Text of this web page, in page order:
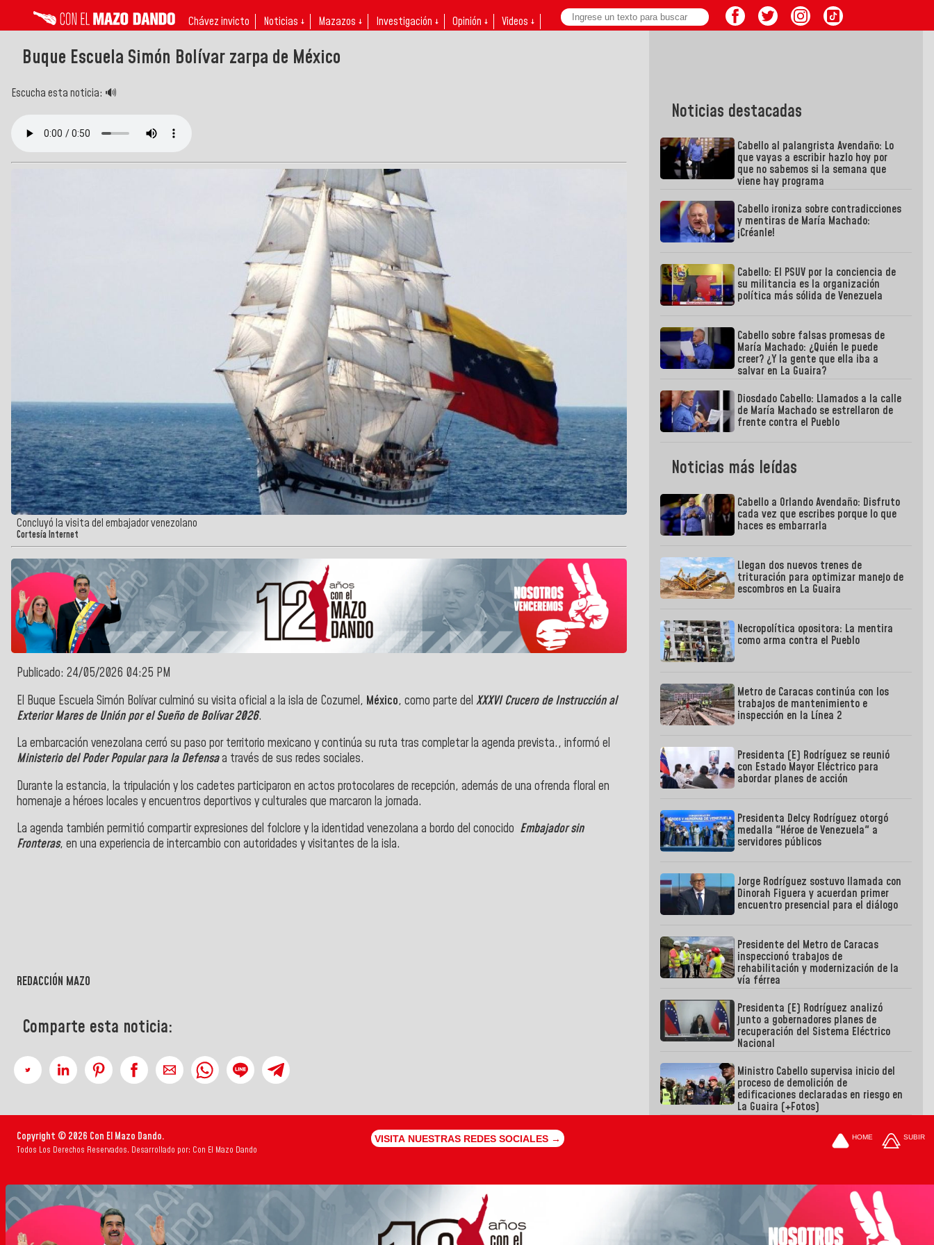
Chávez invicto Noticias ↓ Mazazos ↓ Investigación ↓ Opinión ↓ Videos ↓
Buque Escuela Simón Bolívar zarpa de México
Escucha esta noticia: 🔊
Concluyó la visita del embajador venezolano
Cortesía Internet
Publicado: 24/05/2026 04:25 PM
El Buque Escuela Simón Bolívar culminó su visita oficial a la isla de Cozumel, México, como parte del XXXVI Crucero de Instrucción al
Exterior Mares de Unión por el Sueño de Bolívar 2026.
La embarcación venezolana cerró su paso por territorio mexicano y continúa su ruta tras completar la agenda prevista., informó el
Ministerio del Poder Popular para la Defensaa través de sus redes sociales.
Durante la estancia, la tripulación y los cadetes participaron en actos protocolares de recepción, además de una ofrenda floral en
homenaje a héroes locales y encuentros deportivos y culturales que marcaron la jornada.
La agenda también permitió compartir expresiones del folclore y la identidad venezolana a bordo del conocido Embajador sin
Fronteras, en una experiencia de intercambio con autoridades y visitantes de la isla.
REDACCIÓN MAZO
Comparte esta noticia:
Noticias destacadas
Cabello al palangrista Avendaño: Lo
que vayas a escribir hazlo hoy por
que no sabemos si la semana que
viene hay programa
Cabello ironiza sobre contradicciones
y mentiras de María Machado:
¡Créanle!
Cabello: El PSUV por la conciencia de
su militancia es la organización
política más sólida de Venezuela
Cabello sobre falsas promesas de
María Machado: ¿Quién le puede
creer? ¿Y la gente que ella iba a
salvar en La Guaira?
Diosdado Cabello: Llamados a la calle
de María Machado se estrellaron de
frente contra el Pueblo
Noticias más leídas
Cabello a Orlando Avendaño: Disfruto
cada vez que escribes porque lo que
haces es embarrarla
Llegan dos nuevos trenes de
trituración para optimizar manejo de
escombros en La Guaira
Necropolítica opositora: La mentira
como arma contra el Pueblo
Metro de Caracas continúa con los
trabajos de mantenimiento e
inspección en la Línea 2
Presidenta (E) Rodríguez se reunió
con Estado Mayor Eléctrico para
abordar planes de acción
Presidenta Delcy Rodríguez otorgó
medalla "Héroe de Venezuela" a
servidores públicos
Jorge Rodríguez sostuvo llamada con
Dinorah Figuera y acuerdan primer
encuentro presencial para el diálogo
Presidente del Metro de Caracas
inspeccionó trabajos de
rehabilitación y modernización de la
vía férrea
Presidenta (E) Rodríguez analizó
junto a gobernadores planes de
recuperación del Sistema Eléctrico
Nacional
Ministro Cabello supervisa inicio del
proceso de demolición de
edificaciones declaradas en riesgo en
La Guaira (+Fotos)
Copyright © 2026 Con El Mazo Dando.
Todos Los Derechos Reservados. Desarrollado por: Con El Mazo Dando
VISITA NUESTRAS REDES SOCIALES → HOME SUBIR